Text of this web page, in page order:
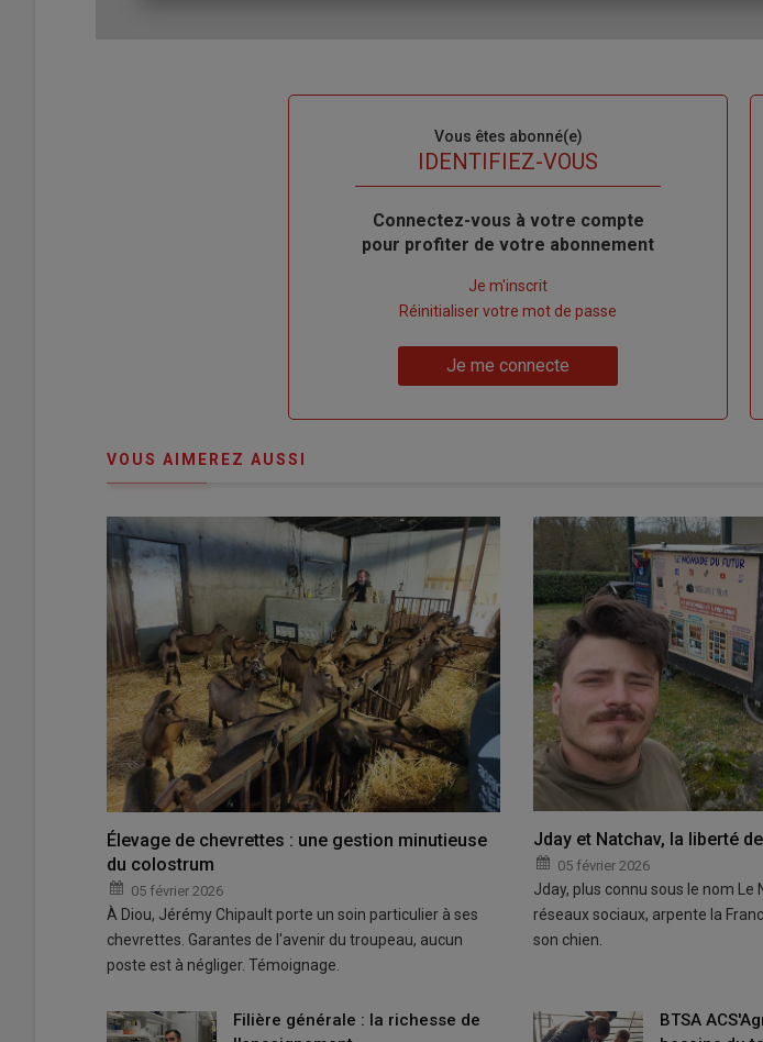
Vous êtes abonné(e)
IDENTIFIEZ-VOUS
Body
Connectez-vous à votre compte
pour profiter de votre abonnement
compte"
Je m'inscrit
Réinitialiser votre mot de passe
Je me connecte
VOUS AIMEREZ AUSSI
Élevage de chevrettes : une gestion minutieuse
du colostrum
05 février 2026
À Diou, Jérémy Chipault porte un soin particulier à ses
chevrettes. Garantes de l'avenir du troupeau, aucun
poste est à négliger. Témoignage.
Jday et Natchav, la liberté
05 février 2026
Jday, plus connu sous le nom
réseaux sociaux, arpente la
son chien.
Filière générale : la richesse de
BTSA